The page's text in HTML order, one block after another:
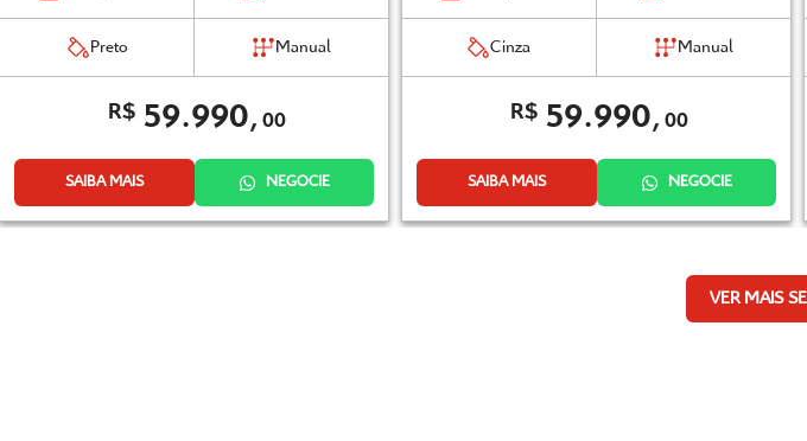
Preto Manual
R$59.990, 00
SAIBA MAIS NEGOCIE
Cinza Manual
R$59.990, 00
SAIBA MAIS NEGOCIE
VER MAIS